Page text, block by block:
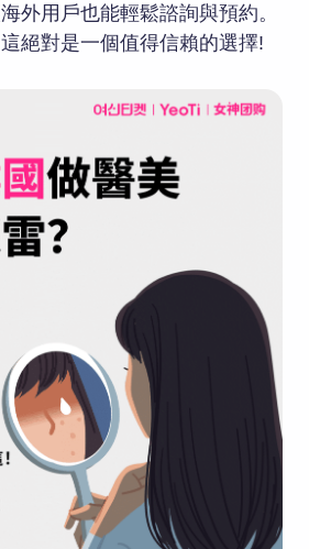
外用戶也能輕鬆諮詢與預約。
絕對是一個值得信賴的選擇!